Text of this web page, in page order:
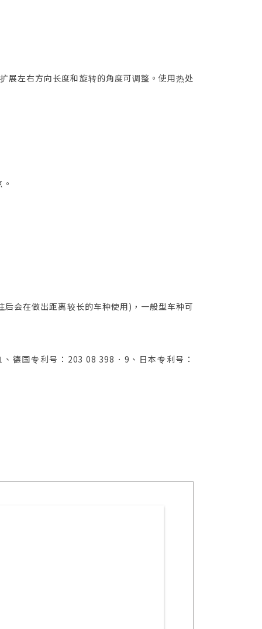
展左右方向长度和旋转的角度可调整。使用热处
会在做出距离较长的车种使用)，一般型车种可
德国专利号：203 08 398．9、日本专利号：